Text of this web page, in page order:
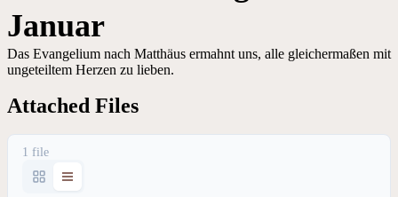
Januar
Das Evangelium nach Matthäus ermahnt uns, alle gleichermaßen mit
ungeteiltem Herzen zu lieben.
Attached Files
1 file